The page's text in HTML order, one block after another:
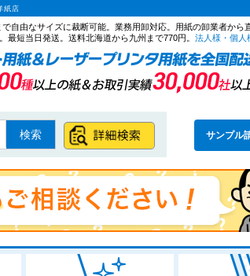
紙店
自由なサイズに裁断可能。業務用卸対応。用紙の卸業者から
最短当日発送。送料北海道から九州まで770円。 法人様・個人
サンプル
検索